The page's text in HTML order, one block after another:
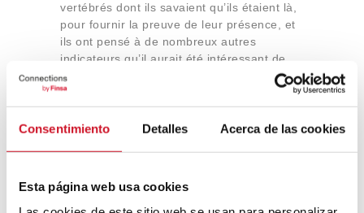
Consentimiento Detalles Acerca de las cookies
Esta página web usa cookies
vertébrés dont ils savaient qu’ils étaient là,
pour fournir la preuve de leur présence, et
ils ont pensé à de nombreux autres
indicateurs qu’il aurait été intéressant de
mesurer. Dans leur rapport, ils ont
également inclus
des propositions d’action
pour l’avenir.« Sur la partie de la ferme
utilisée pour l’exploitation commerciale, il y
viendra le temps de les couper, ils ne soient
pas replantés trop près les uns des autres.